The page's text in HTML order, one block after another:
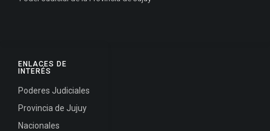
ENLACES DE
INTERÉS
Poderes Judiciales
Provincia de Jujuy
Nacionales